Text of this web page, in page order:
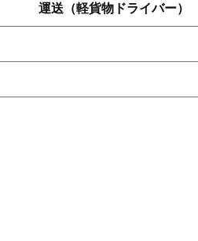
運送（軽貨物ドライバー）